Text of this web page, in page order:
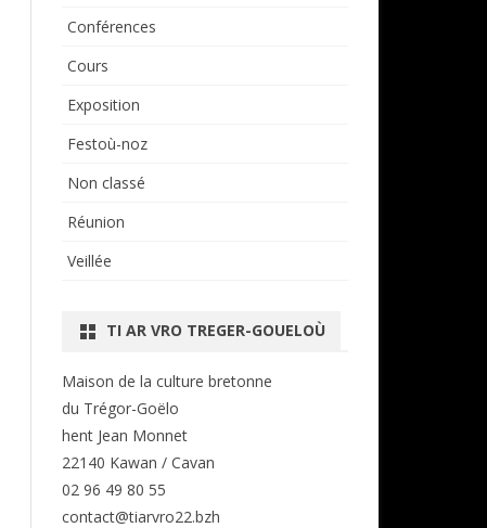
Conférences
Cours
Exposition
Festoù-noz
Non classé
Réunion
Veillée
TI AR VRO TREGER-GOUELOÙ
Maison de la culture bretonne
du Trégor-Goëlo
hent Jean Monnet
22140 Kawan / Cavan
02 96 49 80 55
contact@tiarvro22.bzh